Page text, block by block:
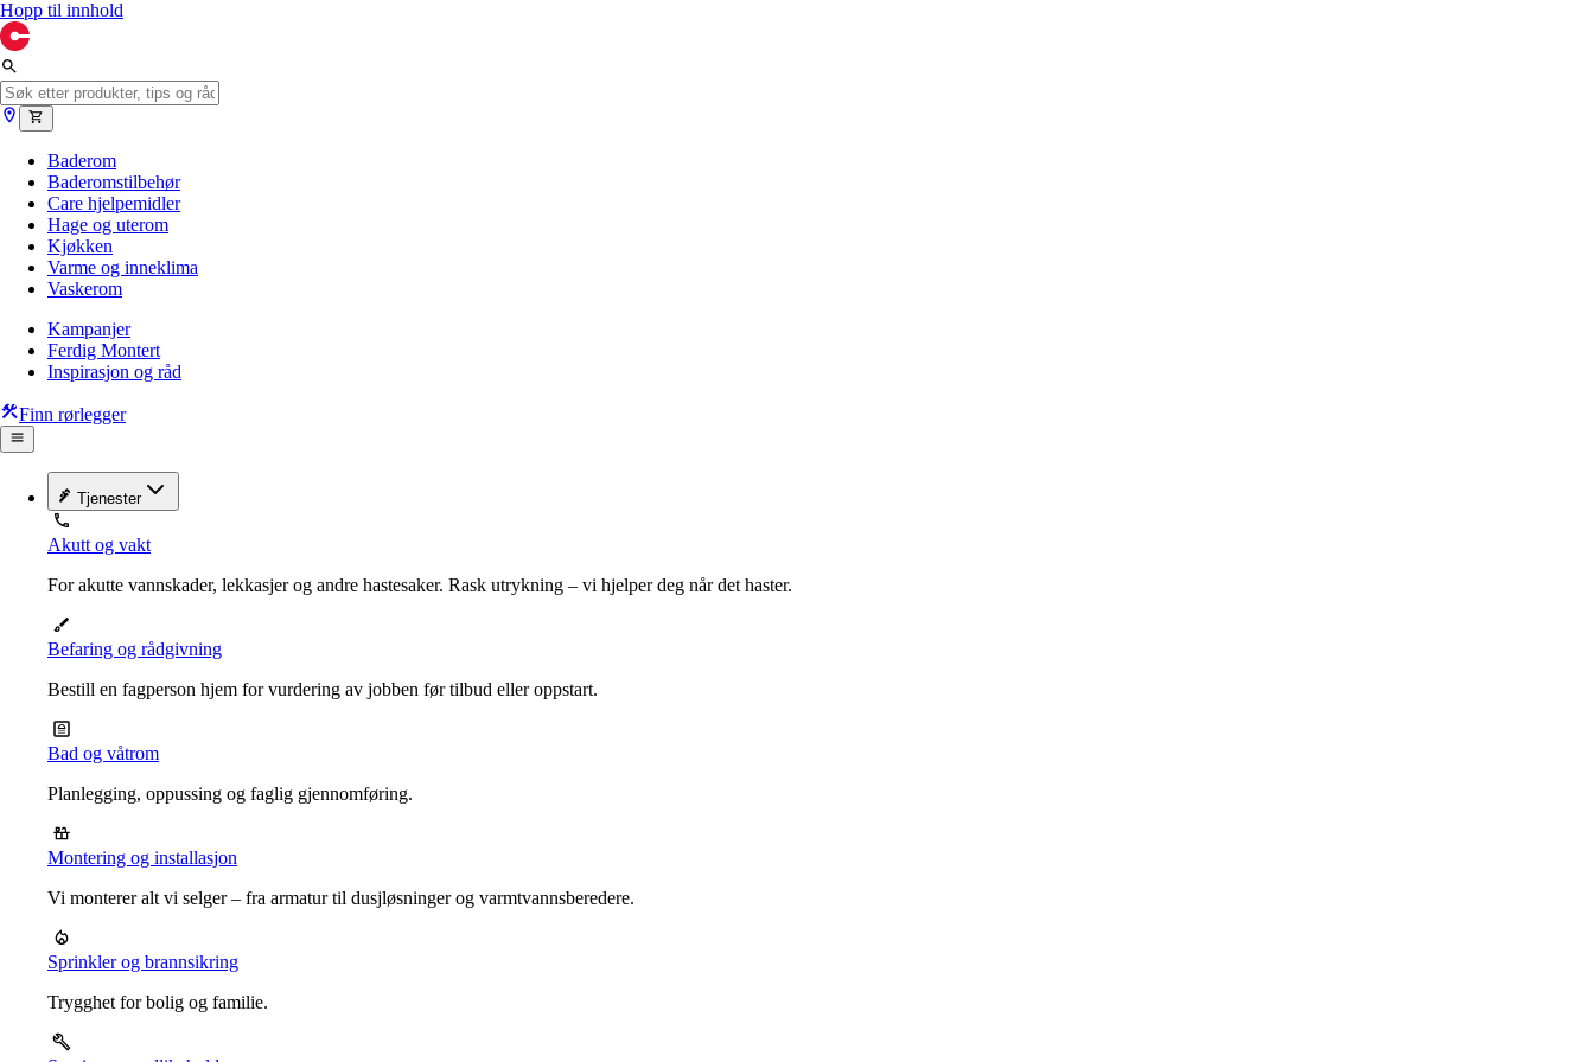
Hopp til innhold
Baderom
Baderomstilbehør
Care hjelpemidler
Hage og uterom
Kjøkken
Varme og inneklima
Vaskerom
Kampanjer
Ferdig Montert
Inspirasjon og råd
Finn rørlegger
Tjenester
Akutt og vakt
For akutte vannskader, lekkasjer og andre hastesaker. Rask utrykning – vi hjelper deg når det haster.
Befaring og rådgivning
Bestill en fagperson hjem for vurdering av jobben før tilbud eller oppstart.
Bad og våtrom
Planlegging, oppussing og faglig gjennomføring.
Montering og installasjon
Vi monterer alt vi selger – fra armatur til dusjløsninger og varmtvannsberedere.
Sprinkler og brannsikring
Trygghet for bolig og familie.